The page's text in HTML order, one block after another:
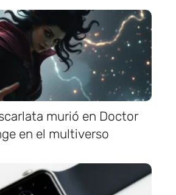
murió en Doctor
en el multiverso